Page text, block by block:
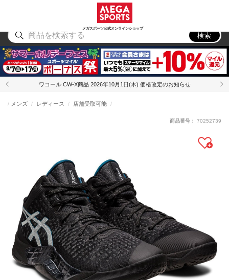
メガスポーツ公式オンラインショップ
アウトドア
検索
ワコール CW-X商品 2026年10月1日(木) 価格改定のお知らせ
メンズ レディース 店舗受取可能
商品番号： 70252739